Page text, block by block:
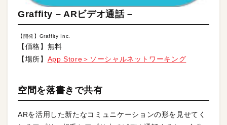
Graffity – ARビデオ通話 –
【開発】Graffity Inc.
【価格】無料
【場所】 App Store＞ソーシャルネットワーキング
空間を落書きで共有
ARを活用した新たなコミュニケーションの形を見せてく